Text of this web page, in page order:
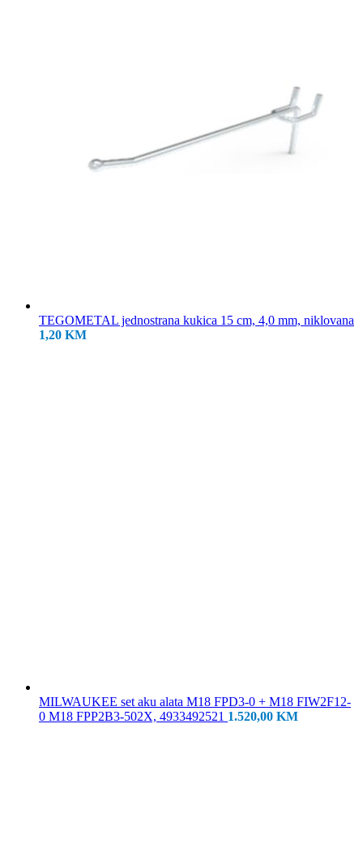
TEGOMETAL jednostrana kukica 15 cm, 4,0 mm, niklovana
1,20 KM
MILWAUKEE set aku alata M18 FPD3-0 + M18 FIW2F12-
0 M18 FPP2B3-502X, 4933492521 1.520,00 KM